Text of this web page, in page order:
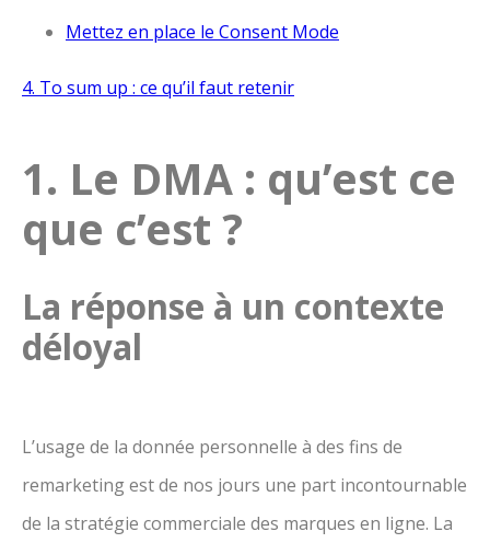
Mettez en place le Consent Mode
4. To sum up : ce qu’il faut retenir
1. Le DMA : qu’est ce
que c’est ?
La réponse à un contexte
déloyal
L’usage de la donnée personnelle à des fins de
remarketing est de nos jours une part incontournable
de la stratégie commerciale des marques en ligne. La